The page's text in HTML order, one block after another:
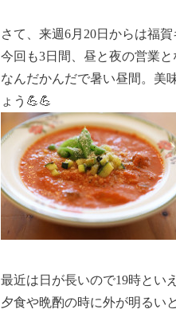
さて、来週6月20日からは福賀
今回も3日間、昼と夜の営業と
なんだかんだで暑い昼間。美
ょう💪💪
最近は日が長いので19時とい
夕食や晩酌の時に外が明るい